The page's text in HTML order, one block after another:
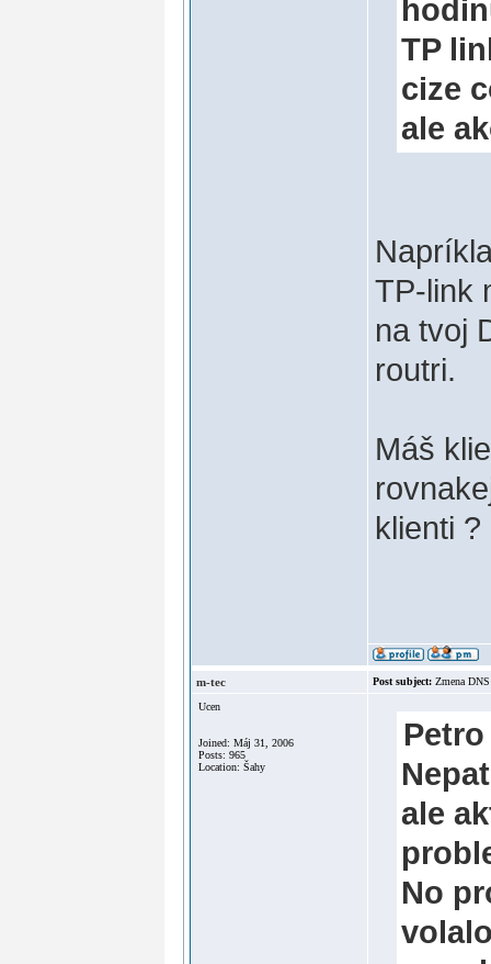
TP
cize
ale
TP-link
na tvoj
routri.
Máš
klienti ?
m-tec Post subject: Zmena
Ucen
Joined: Máj 31, 2006
Posts: 965
Location: Šahy
ale
No